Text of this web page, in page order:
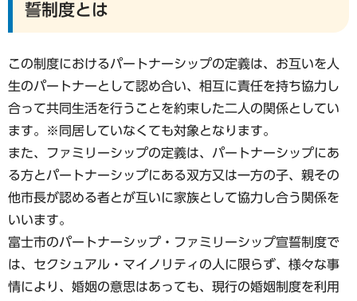
誓制度とは
この制度におけるパートナーシップの定義は、お互いを人
生のパートナーとして認め合い、相互に責任を持ち協力し
合って共同生活を行うことを約束した二人の関係としてい
ます。※同居していなくても対象となります。
また、ファミリーシップの定義は、パートナーシップにあ
る方とパートナーシップにある双方又は一方の子、親その
他市長が認める者とが互いに家族として協力し合う関係を
いいます。
富士市のパートナーシップ・ファミリーシップ宣誓制度で
は、セクシュアル・マイノリティの人に限らず、様々な事
情により、婚姻の意思はあっても、現行の婚姻制度を利用